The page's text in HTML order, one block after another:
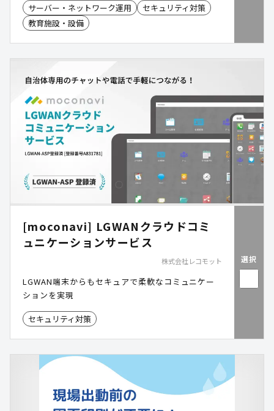
サーバー・ネットワーク運用
セキュリティ対策
教育施設・設備
[moconavi] LGWANクラウドコミ
ュニケーションサービス
株式会社レコモット
LGWAN端末からもセキュアで柔軟なコミュニケー
ションを実現
セキュリティ対策
選択